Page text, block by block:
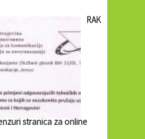
RAK
stranica za online